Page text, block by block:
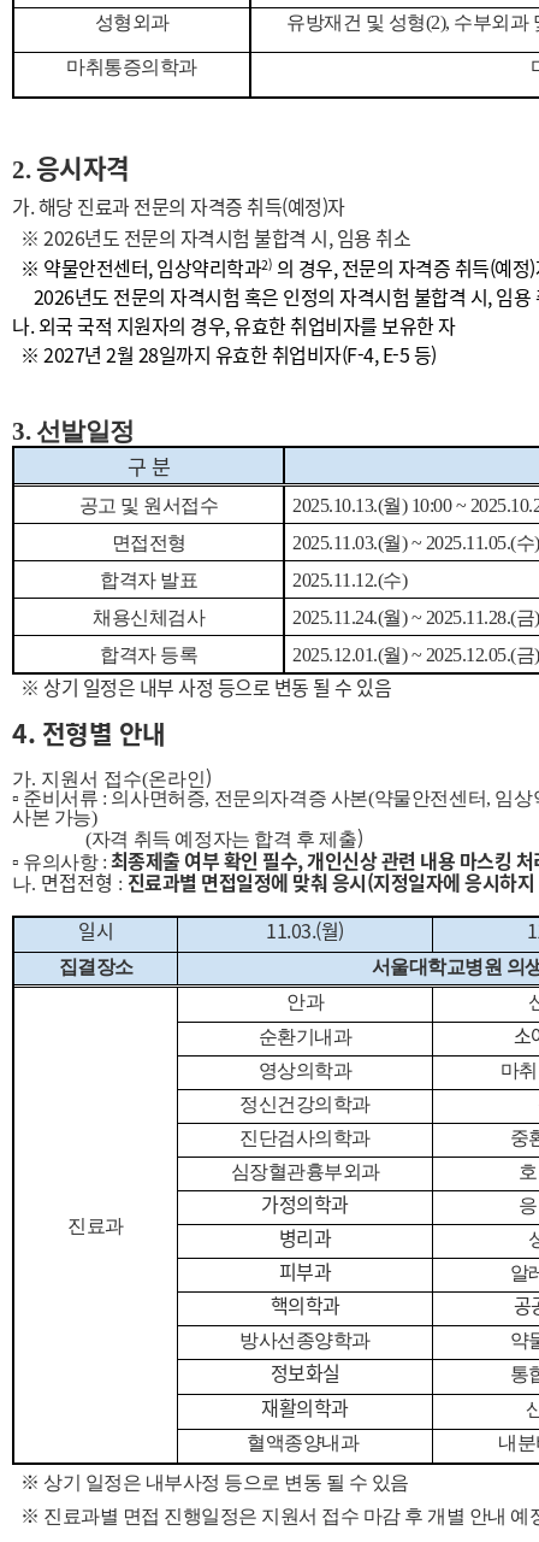
성형외과
유방재건 및 성형(2), 수부외과
마취통증의학과
2.응시자격
가.해당 진료과 전문의 자격증 취득(예정)자
※ 2026년도 전문의 자격시험 불합격 시,임용 취소
※ 약물안전센터, 임상약리학과2) 의 경우,전문의 자격증 취득(예정)
2026년도 전문의 자격시험 혹은 인정의 자격시험 불합격 시,임용
나.외국 국적 지원자의 경우,유효한 취업비자를 보유한 자
※ 2027년 2월 28일까지 유효한 취업비자(F-4, E-5등)
3. 선발일정
구 분
공고 및 원서접수 2025.10.13.(월) 10:00 ~
면접전형
2025.11.03.(월) ~ 2025.11.05.(수)
합격자 발표
2025.11.12.(수)
채용신체검사
2025.11.24.(월) ~ 2025.11.28.(금
합격자 등록
2025.12.01.(월) ~ 2025.12.05.(금
※ 상기 일정은 내부 사정 등으로 변동 될 수 있음
4. 전형별 안내
가. 지원서 접수(온라인)
▫ 준비서류 : 의사면허증, 전문의자격증 사본(약물안전센터, 임
사본 가능)
(자격 취득 예정자는 합격 후 제출)
▫ 유의사항 : 최종제출 여부 확인 필수, 개인신상 관련 내용 마스킹
나. 면접전형 : 진료과별 면접일정에 맞춰 응시(지정일자에 응시하
일시
11.03.(월)
집결장소 서울대학교병원 의
진료과
안과
순환기내과
소
영상의학과
마
정신건강의학과
진단검사의학과
중
심장혈관흉부외과
가정의학과
병리과
피부과 알
핵의학과 공
방사선종양학과 약
정보화실 통
재활의학과
혈액종양내과
내
※ 상기 일정은 내부사정 등으로 변동 될 수 있음
※ 진료과별 면접 진행일정은 지원서 접수 마감 후 개별 안내 예